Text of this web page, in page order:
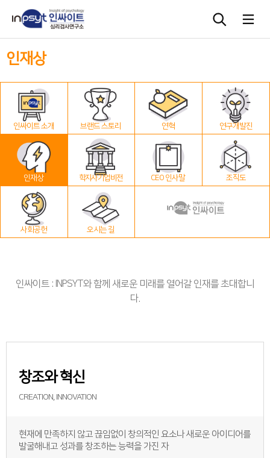
심리검사
상담도구
교육 워크숍
단체검사
인재상
인싸이트 소개 브랜드 스토리 연혁 연구개발진
인재상 학지사 기업 비전 CEO 인사말 조직도
사회공헌 오시는 길
인싸이트 : INPSYT와 함께 새로운 미래를 열어갈 인재를 초대합니
다.
창조와 혁신
CREATION, INNOVATION
현재에 만족하지 않고 끊임없이 창의적인 요소나 새로운 아이디어를
발굴해내고 성과를 창조하는 능력을 가진 자